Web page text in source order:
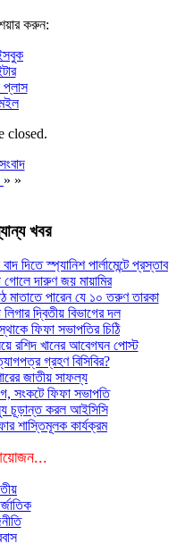
করুন:
closed.
» »
খবর
স্প্যানিশ পার্লামেন্টে প্রস্তাব
দারুণ জয় মায়ামির
মাতাতে পারেন যে ১০ তরুণ তারকা
দ্বিতীয় বিভাগের দল
ফিফা সভাপতির চিঠি
রশিদ খানের আবেগঘন পোস্ট
গ্রহণ বিসিবির?
জাতীয় সাফল্য
সংকটে ফিফা সভাপতি
চূড়ান্ত করল আইসিসি
শাস্তিমূলক কার্যক্রম